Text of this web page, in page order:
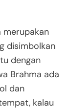
merupakan
disimbolkan
dengan
Brahma ada
dan
kalau